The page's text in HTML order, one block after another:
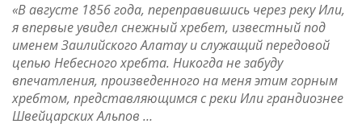
«В августе 1856 года, переправившись через реку Или,
я впервые увидел снежный хребет, известный под
именем Заилийского Алатау и служащий передовой
цепью Небесного хребта. Никогда не забуду
впечатления, произведенного на меня этим горным
хребтом, представляющимся с реки Или грандиознее
Швейцарских Альпов …